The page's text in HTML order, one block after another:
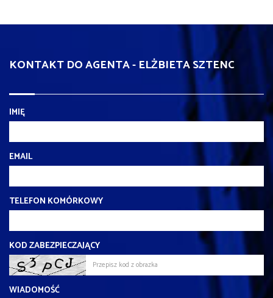
KONTAKT DO AGENTA - ELŻBIETA SZTENC
IMIĘ
EMAIL
TELEFON KOMÓRKOWY
KOD ZABEZPIECZAJĄCY
WIADOMOŚĆ